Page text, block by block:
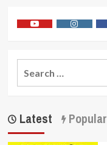
Latest Popular